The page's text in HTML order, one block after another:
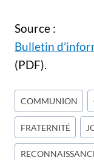
Source :
Bulletin
(PDF).
Étiquettes
de
la
publication :
COMMUNION
FRATERNITÉ